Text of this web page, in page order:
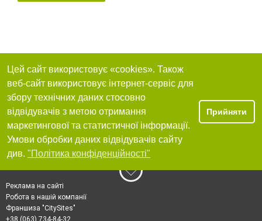
Цей сайт використовує «cookies». Також
веб-сайт використовує інтернет-сервіс для
збору технічних даних стосовно
відвідувачів з метою отримання
маркетингової та статистичної інформації.
Умови обробки даних відвідувачів сайту
див. "Політика конфіденційності"
Прийняти
Реклама на сайті
Робота в нашій компанії
Франшиза "CitySites"
+38 (063) 734-84-32